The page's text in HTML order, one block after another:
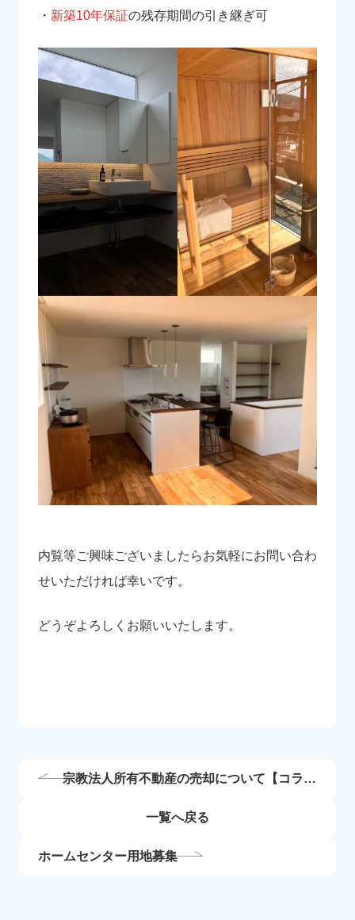
・ 新築10年保証の残存期間の引き継ぎ可
内覧等ご興味ございましたらお気軽にお問い合わ
せいただければ幸いです。
どうぞよろしくお願いいたします。
宗教法人所有不動産の売却について【コラ
一覧へ戻る
ホームセンター用地募集